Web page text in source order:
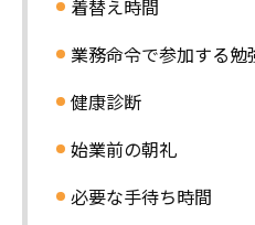
着替え時間
業務命令で参加する勉
健康診断
始業前の朝礼
必要な手待ち時間